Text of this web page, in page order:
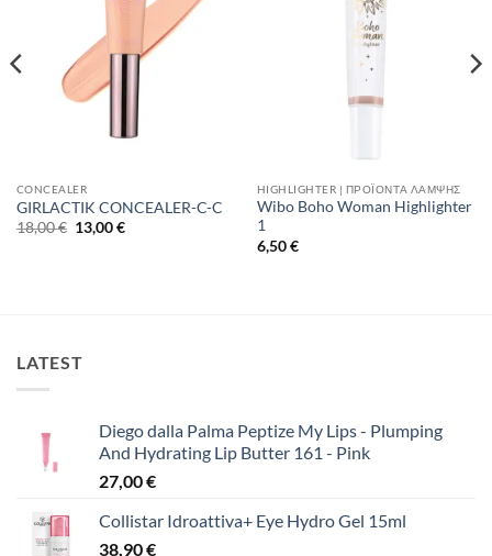
CONCEALER
GIRLACTIK CONCEALER-C-C
18,00€ Original
price
13,00€Η
HIGHLIGHTER | ΠΡΟΪΌΝΤΑ ΛΆΜΨΗΣ
Wibo Boho Woman Highlighter
1
6,50€
LATEST
Diego dalla Palma Peptize My Lips - Plumping
And Hydrating Lip Butter 161 - Pink
27,00€
Collistar Idroattiva+ Eye Hydro Gel 15ml
38,90€